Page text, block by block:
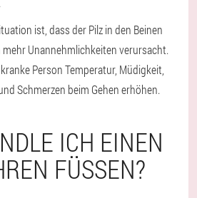
ist, dass der Pilz in den Beinen
Unannehmlichkeiten verursacht.
Person Temperatur, Müdigkeit,
Schmerzen beim Gehen erhöhen.
ICH EINEN
FÜSSEN?